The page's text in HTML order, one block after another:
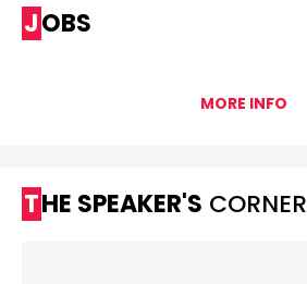
JOBS
MORE INFO
THE SPEAKER'S CORNER